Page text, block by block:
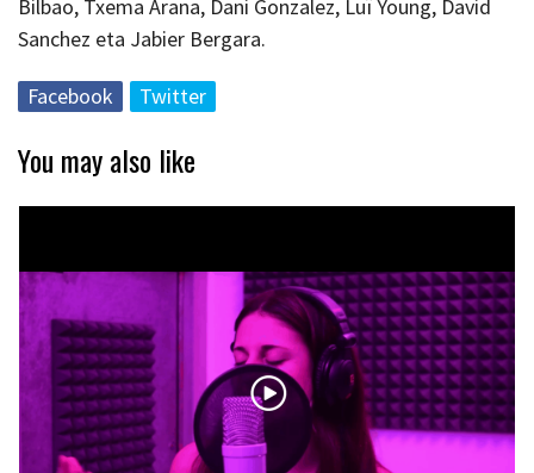
Bilbao, Txema Arana, Dani Gonzalez, Luï Young, David
Sanchez eta Jabier Bergara.
Facebook Twitter
You may also like